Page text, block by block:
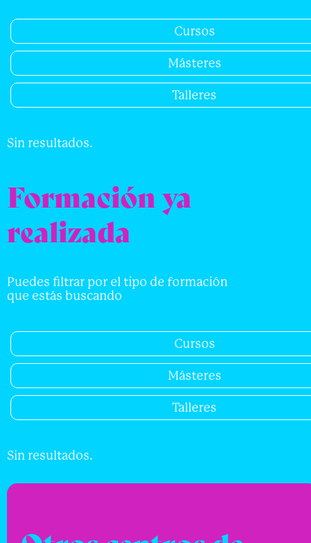
Cursos
Másteres
Talleres
Sin resultados.
Formación ya
realizada
Puedes filtrar por el tipo de formación
que estás buscando
Cursos
Másteres
Talleres
Sin resultados.